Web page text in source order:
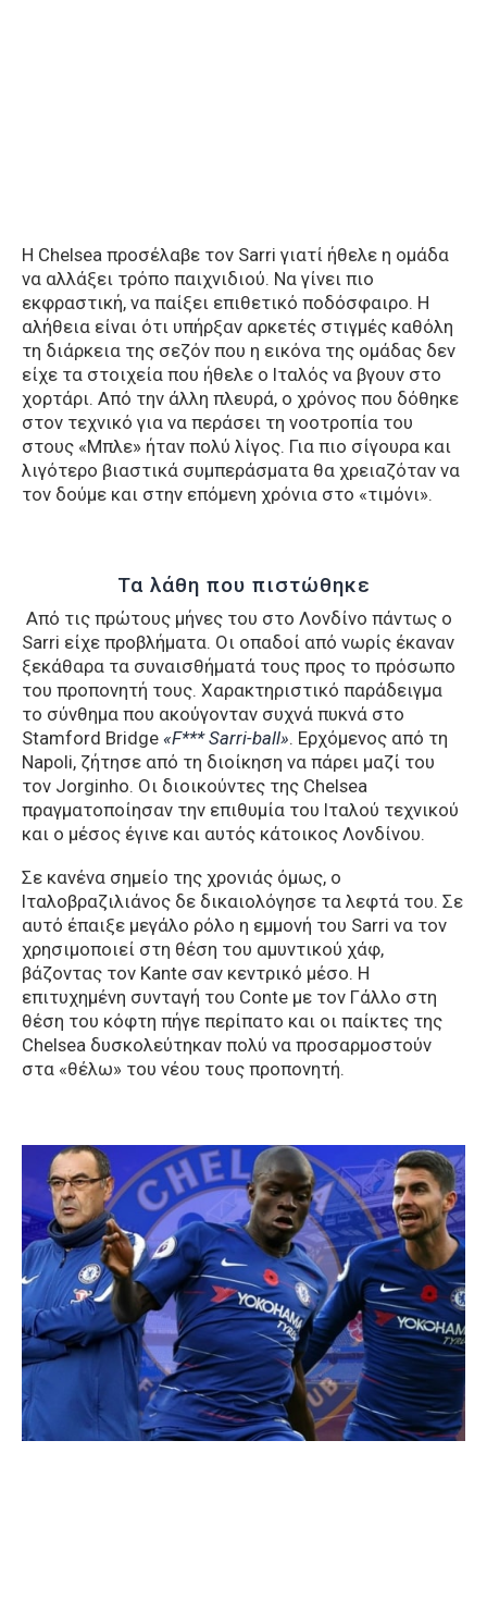
Η Chelsea προσέλαβε τον Sarri γιατί ήθελε η ομάδα
να αλλάξει τρόπο παιχνιδιού. Να γίνει πιο
εκφραστική, να παίξει επιθετικό ποδόσφαιρο. Η
αλήθεια είναι ότι υπήρξαν αρκετές στιγμές καθόλη
τη διάρκεια της σεζόν που η εικόνα της ομάδας δεν
είχε τα στοιχεία που ήθελε ο Ιταλός να βγουν στο
χορτάρι. Από την άλλη πλευρά, ο χρόνος που δόθηκε
στον τεχνικό για να περάσει τη νοοτροπία του
στους «Μπλε» ήταν πολύ λίγος. Για πιο σίγουρα και
λιγότερο βιαστικά συμπεράσματα θα χρειαζόταν να
τον δούμε και στην επόμενη χρόνια στο «τιμόνι».
Τα λάθη που πιστώθηκε
Από τις πρώτους μήνες του στο Λονδίνο πάντως ο
Sarri είχε προβλήματα. Οι οπαδοί από νωρίς έκαναν
ξεκάθαρα τα συναισθήματά τους προς το πρόσωπο
του προπονητή τους. Χαρακτηριστικό παράδειγμα
το σύνθημα που ακούγονταν συχνά πυκνά στο
Stamford Bridge «F*** Sarri-ball». Ερχόμενος από τη
Napoli, ζήτησε από τη διοίκηση να πάρει μαζί του
τον Jorginho. Οι διοικούντες της Chelsea
πραγματοποίησαν την επιθυμία του Ιταλού τεχνικού
και ο μέσος έγινε και αυτός κάτοικος Λονδίνου.
Σε κανένα σημείο της χρονιάς όμως, ο
Ιταλοβραζιλιάνος δε δικαιολόγησε τα λεφτά του. Σε
αυτό έπαιξε μεγάλο ρόλο η εμμονή του Sarri να τον
χρησιμοποιεί στη θέση του αμυντικού χάφ,
βάζοντας τον Kante σαν κεντρικό μέσο. Η
επιτυχημένη συνταγή του Conte με τον Γάλλο στη
θέση του κόφτη πήγε περίπατο και οι παίκτες της
Chelsea δυσκολεύτηκαν πολύ να προσαρμοστούν
στα «θέλω» του νέου τους προπονητή.